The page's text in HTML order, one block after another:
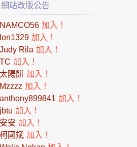
站改版公告
NAMCO56 加入！
lon1329 加入！
Judy Rila 加入！
TC 加入！
太陽餅 加入！
Mzzzz 加入！
anthony899841 加入！
jbtu 加入！
安安 加入！
柯國斌 加入！